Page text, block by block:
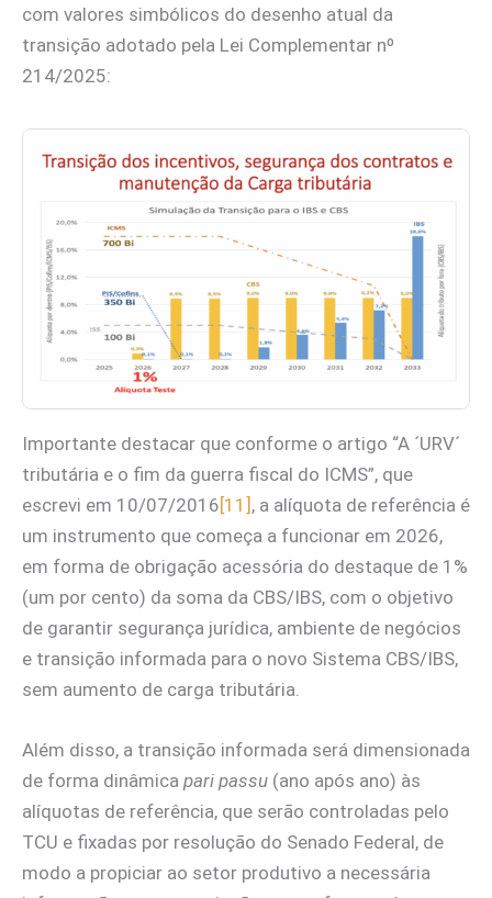
com valores simbólicos do desenho atual da
transição adotado pela Lei Complementar nº
214/2025:
Importante destacar que conforme o artigo “A ´URV´
tributária e o fim da guerra fiscal do ICMS”, que
escrevi em 10/07/2016 [11] , a alíquota de referência é
um instrumento que começa a funcionar em 2026,
em forma de obrigação acessória do destaque de 1%
(um por cento) da soma da CBS/IBS, com o objetivo
de garantir segurança jurídica, ambiente de negócios
e transição informada para o novo Sistema CBS/IBS,
sem aumento de carga tributária.
Além disso, a transição informada será dimensionada
de forma dinâmica pari passu (ano após ano) às
alíquotas de referência, que serão controladas pelo
TCU e fixadas por resolução do Senado Federal, de
modo a propiciar ao setor produtivo a necessária